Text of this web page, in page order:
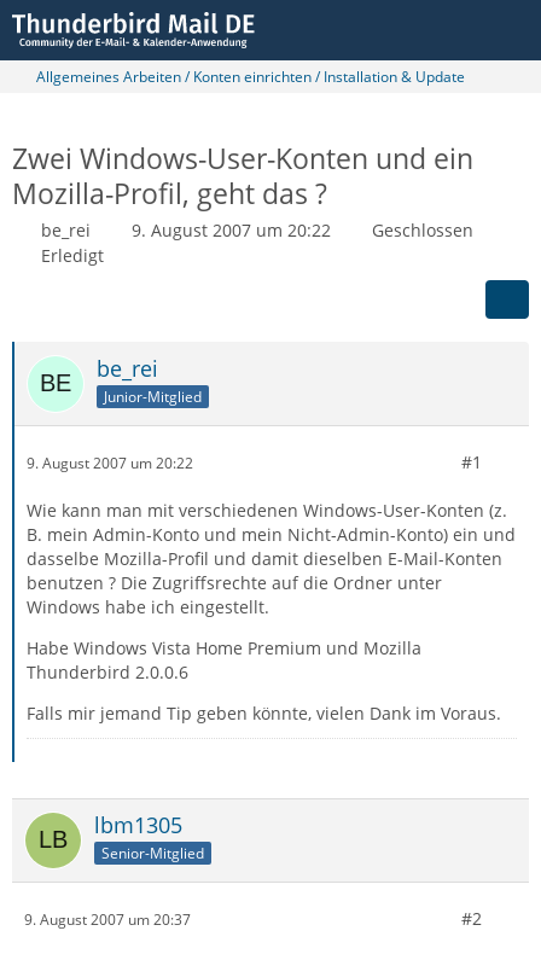
Allgemeines Arbeiten / Konten einrichten / Installation & Update
Zwei Windows-User-Konten und ein
Mozilla-Profil, geht das ?
be_rei 9. August 2007 um 20:22
Geschlossen
Erledigt
be_rei
Junior-Mitglied
9. August 2007 um 20:22 #1
Wie kann man mit verschiedenen Windows-User-Konten (z.
B. mein Admin-Konto und mein Nicht-Admin-Konto) ein und
dasselbe Mozilla-Profil und damit dieselben E-Mail-Konten
benutzen ? Die Zugriffsrechte auf die Ordner unter
Windows habe ich eingestellt.
Habe Windows Vista Home Premium und Mozilla
Thunderbird 2.0.0.6
Falls mir jemand Tip geben könnte, vielen Dank im Voraus.
lbm1305
Senior-Mitglied
9. August 2007 um 20:37 #2